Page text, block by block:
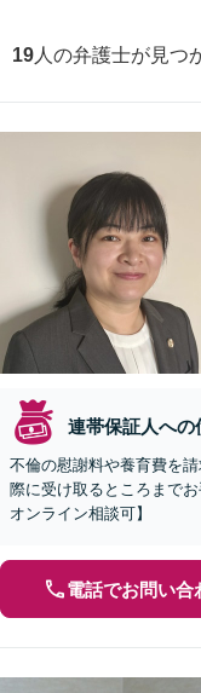
19 人の弁護士が見つ
連帯保証人への
不倫の慰謝料や養育費を
際に受け取るところまで
オンライン相談可】
電話でお問い合